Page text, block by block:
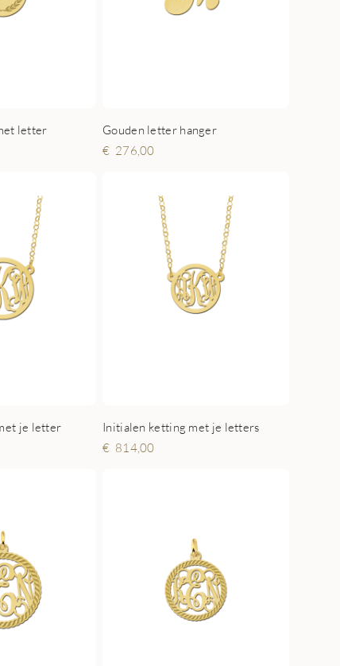
letter
Gouden letter hanger
276,00
je letter
Initialen ketting met je letters
814,00